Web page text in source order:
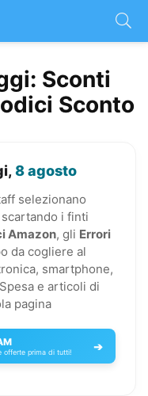
Sconti
Sconto
8 agosto
selezionano
scartando i finti
Amazon, gli Errori
da cogliere al
smartphone,
e articoli di
pagina
offerte prima di tutti! ➔